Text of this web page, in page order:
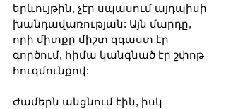
երևույթին, չէր սպասում այդպիսի
խանդավառության: Այն մարդը,
որի միտքը միշտ զգաստ էր
գործում, հիմա կանգնած էր շփոթ
հուզմունքով:
Ժամերն անցնում էին, իսկ